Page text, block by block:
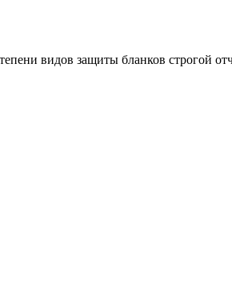
видов защиты бланков строгой